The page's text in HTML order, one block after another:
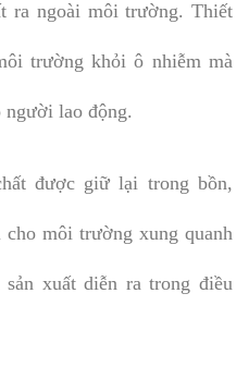
ra ngoài môi trường. Thiết
trường khỏi ô nhiễm mà
lao động.
được giữ lại trong bồn,
môi trường xung quanh
xuất diễn ra trong điều